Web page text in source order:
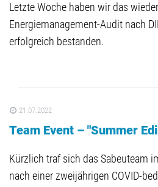
Letzte Woche haben wir das
Energiemanagement-Audit nach
erfolgreich bestanden.
21.07.2022
Team Event – "Summer
Kürzlich traf sich das Sabeuteam
nach einer zweijährigen COVID-